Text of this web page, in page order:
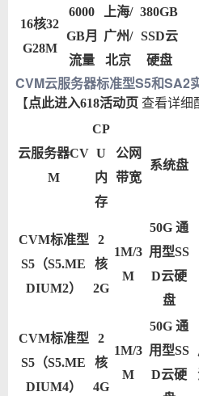
16核32
G28M
6000
GB月
流量
上海/
广州/
北京
380GB
SSD云
硬盘
CVM云服务器标准型S5和SA2
【点此进入618活动页 查看详细
云服务器CV
M
CP
U
内
存
公网
带宽
系统盘
CVM标准型
S5（S5.ME
DIUM2）
2
核
2G
1M/3
M
50G 通
用型SS
D云硬
盘
CVM标准型
S5（S5.ME
DIUM4）
2
核
4G
1M/3
M
50G 通
用型SS
D云硬